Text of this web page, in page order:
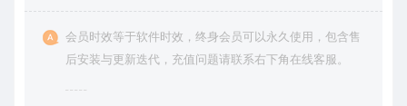
会员时效等于软件时效，终身会员可以永久使用，包含售
后安装与更新迭代，充值问题请联系右下角在线客服。